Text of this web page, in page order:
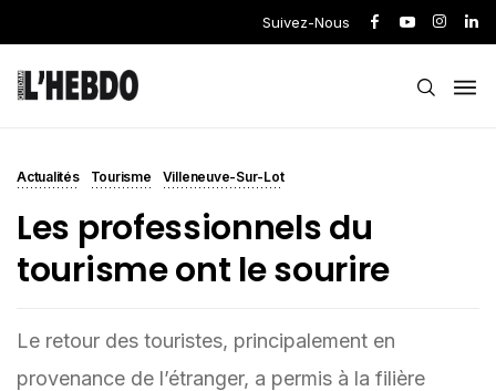
Suivez-Nous
Actualités Tourisme Villeneuve-Sur-Lot
Les professionnels du
tourisme ont le sourire
Le retour des touristes, principalement en
provenance de l’étranger, a permis à la filière